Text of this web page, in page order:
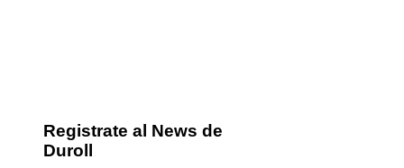
Registrate al News de
Duroll